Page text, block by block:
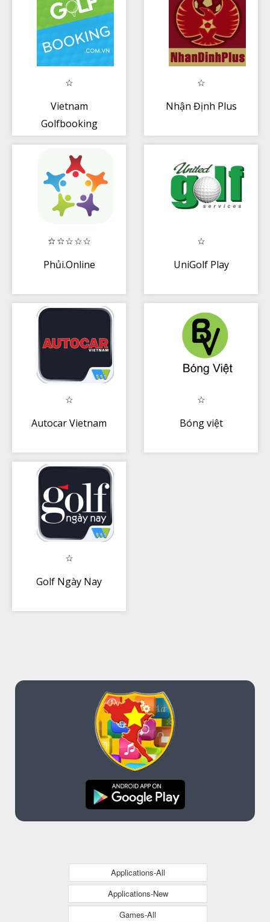
Vietnam
Golfbooking
Nhận Định Plus
Phủi.Online UniGolf Play
Autocar Vietnam Bóng việt
Golf Ngày Nay
Applications-All
Applications-New
Games-All